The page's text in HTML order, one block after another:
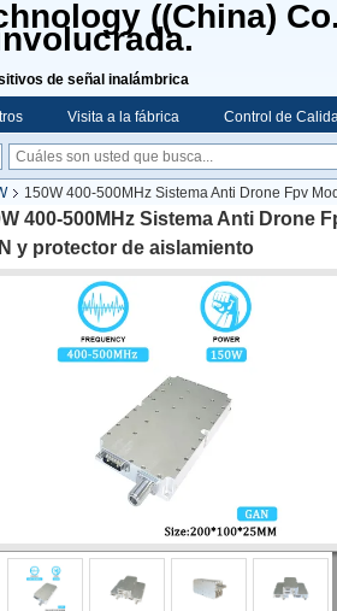
((China)
de señal inalámbrica
Visita a la fábrica Control de
150W 400-500MHz Sistema Anti Drone Fpv
400-500MHz Sistema Anti Drone
y protector de aislamiento